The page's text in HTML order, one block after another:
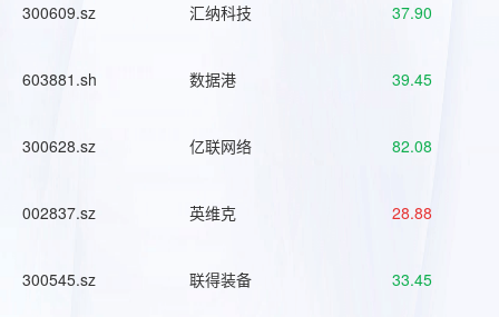
300609.sz 汇纳科技 37.90
603881.sh 数据港 39.45
300628.sz 亿联网络 82.08
002837.sz 英维克 28.88
300545.sz 联得装备 33.45